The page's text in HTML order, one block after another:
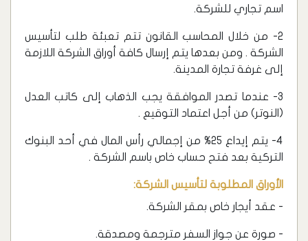
اسم تجاري للشركة.
2- من خلال المحاسب القانون تتم تعبئة طلب لتأسيس
الشركة . ومن بعدها يتم إرسال كافة أوراق الشركة اللازمة
إلى غرفة تجارة المدينة.
3- عندما تصدر الموافقة يجب الذهاب إلى كاتب العدل
(النوتر) من أجل اعتماد التوقيع .
4- يتم إيداع 25% من إجمالي رأس المال في أحد البنوك
التركية بعد فتح حساب خاص باسم الشركة .
الأوراق المطلوبة لتأسيس الشركة:
- عقد أيجار خاص بمقر الشركة.
- صورة عن جواز السفر مترجمة ومصدقة.